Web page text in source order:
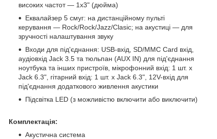
високих частот — 1х3" (дюйма)
Еквалайзер 5 смуг: на дистанційному пульті
керування — Rock/Rock/Jazz/Clasic; на акустиці — для
зручності налаштування звуку
Входи для під'єднання: USB-вхід, SD/MMC Card вхід,
аудіовхід Jack 3.5 та тюльпан (AUX IN) для під'єднання
ноутбука та інших пристроїв, мікрофонний вхід: 1 шт. х
Jack 6.3", гітарний вхід: 1 шт. х Jack 6.3", 12V-вхід для
під'єднання додаткового живлення акустики
Підсвітка LED (з можливістю включити або виключити)
Комплектація:
Акустична система